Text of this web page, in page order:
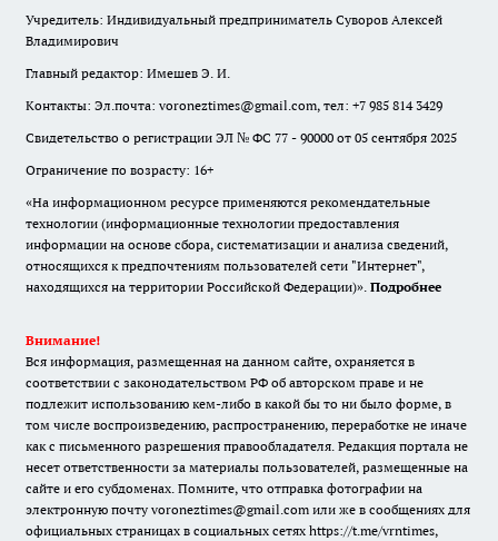
Учредитель: Индивидуальный предприниматель Суворов Алексей
Владимирович
Главный редактор: Имешев Э. И.
Контакты: Эл.почта: voroneztimes@gmail.com, тел: +7 985 814 3429
Свидетельство о регистрации ЭЛ № ФС 77 - 90000 от 05 сентября 2025
Ограничение по возрасту: 16+
«На информационном ресурсе применяются рекомендательные
технологии (информационные технологии предоставления
информации на основе сбора, систематизации и анализа сведений,
относящихся к предпочтениям пользователей сети "Интернет",
находящихся на территории Российской Федерации)». Подробнее
Внимание!
Вся информация, размещенная на данном сайте, охраняется в
соответствии с законодательством РФ об авторском праве и не
подлежит использованию кем-либо в какой бы то ни было форме, в
том числе воспроизведению, распространению, переработке не иначе
как с письменного разрешения правообладателя. Редакция портала не
несет ответственности за материалы пользователей, размещенные на
сайте и его субдоменах. Помните, что отправка фотографии на
электронную почту voroneztimes@gmail.com или же в сообщениях для
официальных страницах в социальных сетях https://t.me/vrntimes,